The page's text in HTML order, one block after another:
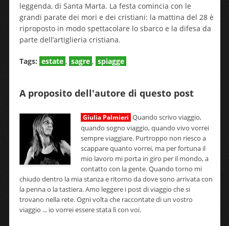
leggenda, di Santa Marta. La festa comincia con le
grandi parate dei mori e dei cristiani: la mattina del 28 è
riproposto in modo spettacolare lo sbarco e la difesa da
parte dell’artiglieria cristiana.
Tags: estate , sagre , spiagge
A proposito dell'autore di questo post
Giulia Palmieri Quando scrivo viaggio,
quando sogno viaggio, quando vivo vorrei
sempre viaggiare. Purtroppo non riesco a
scappare quanto vorrei, ma per fortuna il
mio lavoro mi porta in giro per il mondo, a
contatto con la gente. Quando torno mi
chiudo dentro la mia stanza e ritorno da dove sono arrivata con
la penna o la tastiera. Amo leggere i post di viaggio che si
trovano nella rete. Ogni volta che raccontate di un vostro
viaggio ... io vorrei essere stata lì con voi.